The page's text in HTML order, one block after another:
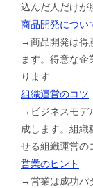
込んだ人だけが
商品開発につい
→商品開発は得
ます。得意な
ります
組織運営のコツ
→ビジネスモデ
成します。組織
せる組織運営の
営業のヒント
→営業は成功パ